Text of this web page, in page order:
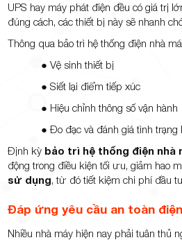
UPS hay máy phát điện đều có giá trị
đúng cách, các thiết bị này sẽ nhanh
Thông qua bảo trì hệ thống điện nhà
● Vệ sinh thiết bị
● Siết lại điểm tiếp xúc
● Hiệu chỉnh thông số vận hành
● Đo đạc và đánh giá tình trạng
Định kỳ bảo trì hệ thống điện nhà
động trong điều kiện tối ưu, giảm hao
sử dụng, từ đó tiết kiệm chi phí đầu
Đáp ứng yêu cầu an toàn
Nhiều nhà máy hiện nay phải tuân thủ